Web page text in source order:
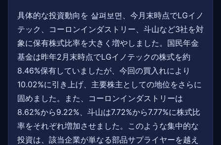
具体的な投資動向を 살펴보면、今月末時点でLGイノ
テック、コーロンインダストリー、斗山など3社を対
象に保有株式比率を大きく増やしました。国民年金
基金は昨年2月末時点でLGイノテックの株式を約
8.46%保有していましたが、今回の買入れにより
10.02%に引き上げ、主要株主としての地位をさらに
固めました。また、コーロンインダストリーは
8.62%から9.22%、斗山は7.72%から7.77%に株式比
率をそれぞれ増加させました。このような集中的な
投資は、該当企業が単なる部品サプライヤーを越え